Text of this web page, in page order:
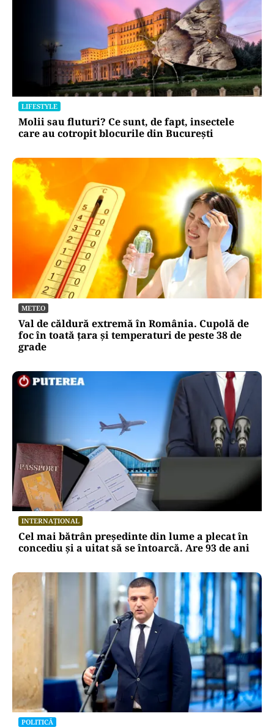
LIFESTYLE
Molii sau fluturi? Ce sunt, de fapt, insectele
care au cotropit blocurile din București
METEO
Val de căldură extremă în România. Cupolă de
foc în toată țara și temperaturi de peste 38 de
grade
INTERNAȚIONAL
Cel mai bătrân președinte din lume a plecat în
concediu și a uitat să se întoarcă. Are 93 de ani
POLITICĂ